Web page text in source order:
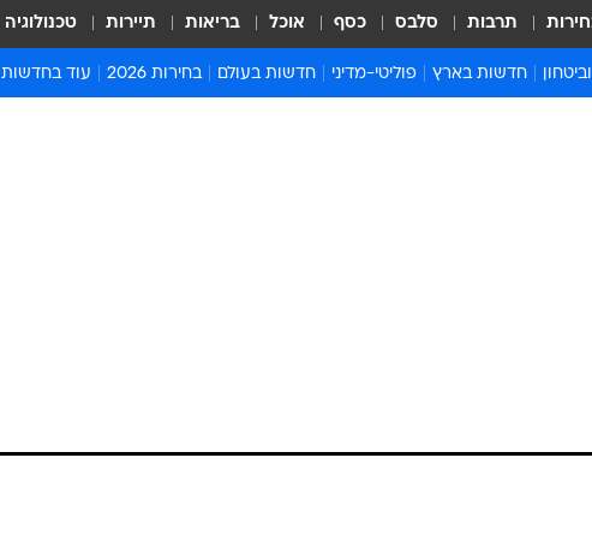
תרבות סלבס כסף אוכל בריאות תיירות טכנולוגיה
חדשות בארץ פוליטי-מדיני חדשות בעולם בחירות 2026 עוד בחדשות